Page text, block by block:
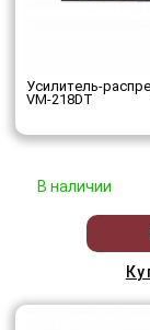
Усилитель-
VM-218DT
В наличии